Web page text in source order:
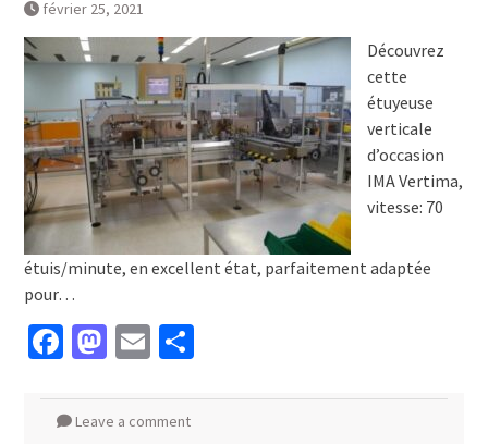
février 25, 2021
Découvrez
cette
étuyeuse
verticale
d’occasion
IMA Vertima,
vitesse: 70
étuis/minute, en excellent état, parfaitement adaptée
pour…
Facebook
Mastodon
EmailPartager
Leave a comment